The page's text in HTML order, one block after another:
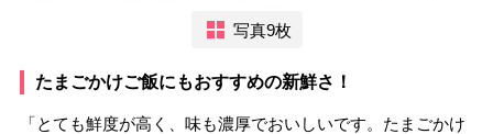
写真9枚
たまごかけご飯にもおすすめの新鮮さ！
「とても鮮度が高く、味も濃厚でおいしいです。たまごかけ